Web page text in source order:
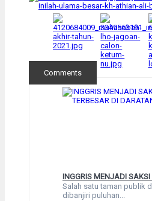
Comments
INGGRIS MENJADI SAKSI
Salah satu taman publik
dibanjiri puluhan...